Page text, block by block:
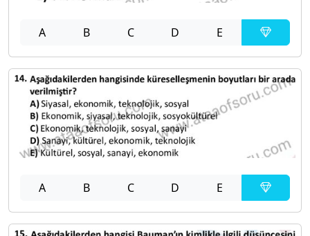
A B C D E
A B C D E